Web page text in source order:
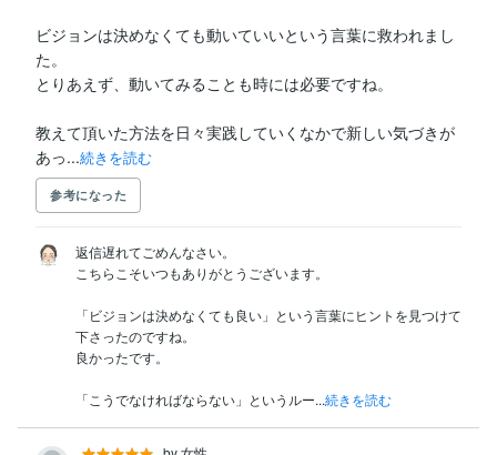
ビジョンは決めなくても動いていいという言葉に救われまし
た。
とりあえず、動いてみることも時には必要ですね。
教えて頂いた方法を日々実践していくなかで新しい気づきが
あっ...続きを読む
参考になった
返信遅れてごめんなさい。
こちらこそいつもありがとうございます。
「ビジョンは決めなくても良い」という言葉にヒントを見つけて
下さったのですね。
良かったです。
「こうでなければならない」というルー...続きを読む